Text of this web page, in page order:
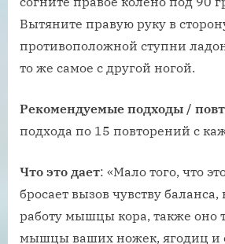
Вытяните правую руку в
противоположной ступни
то же самое с другой ногой.
Рекомендуемые подходы /
подхода по 15 повторений с
Что это дает: «Мало того, что
бросает вызов чувству баланса,
работу мышцы кора, также оно
мышцы ваших ножек, ягодиц и